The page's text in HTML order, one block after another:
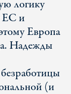
логику
ЕС и
Европа
Надежды
(и